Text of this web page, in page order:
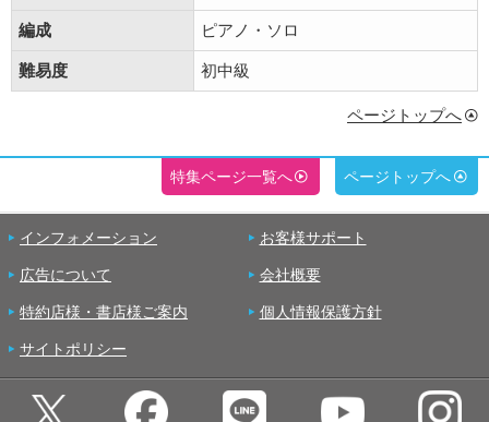
編成 ピアノ・ソロ
難易度 初中級
ページトップへ
特集ページ一覧へ ページトップへ
インフォメーション お客様サポート
広告について 会社概要
特約店様・書店様ご案内 個人情報保護方針
サイトポリシー